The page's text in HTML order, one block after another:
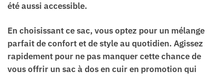
été aussi accessible.
En choisissant ce sac, vous optez pour un mélange
parfait de confort et de style au quotidien. Agissez
rapidement pour ne pas manquer cette chance de
vous offrir un sac à dos en cuir en promotion qui